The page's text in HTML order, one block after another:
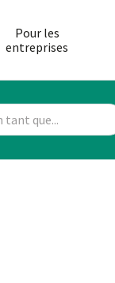
Pour les
entreprises